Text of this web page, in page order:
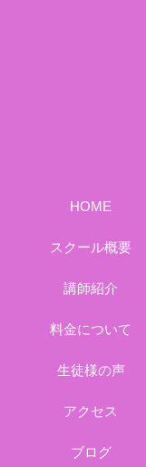
HOME
スクール概要
講師紹介
料金について
生徒様の声
アクセス
ブログ